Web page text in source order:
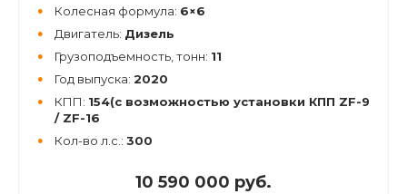
Колесная формула: 6×6
Двигатель: Дизель
Грузоподъемность, тонн: 11
Год выпуска: 2020
КПП: 154(с возможностью установки КПП ZF-9
/ ZF-16
Кол-во л.с.: 300
10 590 000 руб.